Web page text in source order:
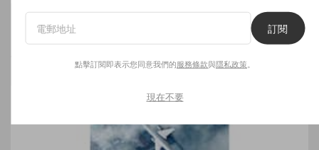
Image from Actor Don Lee 마동석
訂閱
點擊訂閱即表示您同意我們的服務條款與隱私政策
現在不要